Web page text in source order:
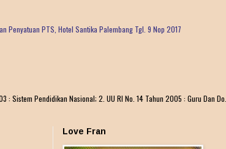
Penyatuan PTS, Hotel Santika Palembang Tgl. 9 Nop 2017
: Sistem Pendidikan Nasional; 2. UU RI No. 14 Tahun 2005 : Guru Dan Do...
Love Fran